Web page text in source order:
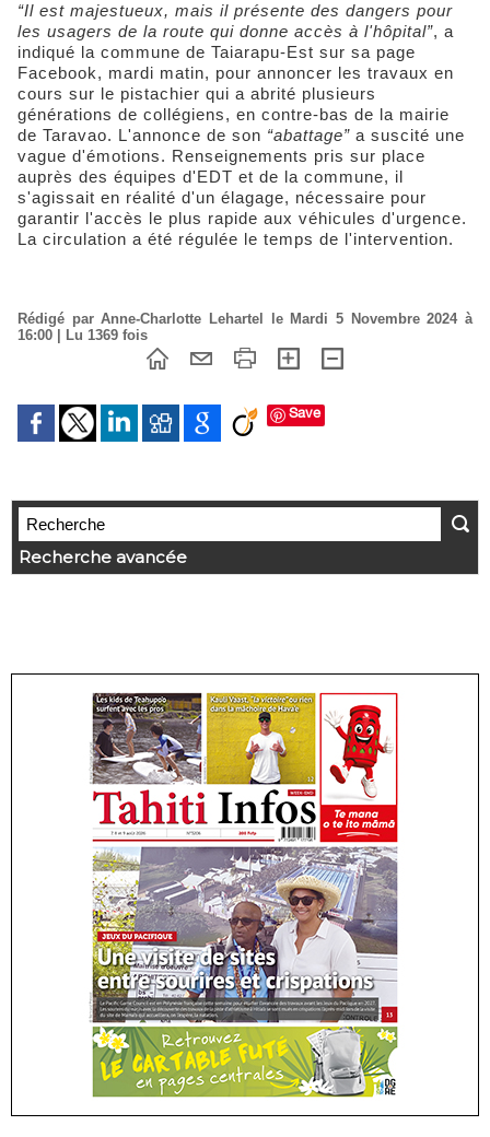
“Il est majestueux, mais il présente des dangers pour
les usagers de la route qui donne accès à l'hôpital”, a
indiqué la commune de Taiarapu-Est sur sa page
Facebook, mardi matin, pour annoncer les travaux en
cours sur le pistachier qui a abrité plusieurs
générations de collégiens, en contre-bas de la mairie
de Taravao. L'annonce de son “abattage” a suscité une
vague d'émotions. Renseignements pris sur place
auprès des équipes d'EDT et de la commune, il
s'agissait en réalité d'un élagage, nécessaire pour
garantir l'accès le plus rapide aux véhicules d'urgence.
La circulation a été régulée le temps de l'intervention.
Rédigé par Anne-Charlotte Lehartel le Mardi 5 Novembre 2024 à
16:00 | Lu 1369 fois
Save
Recherche avancée